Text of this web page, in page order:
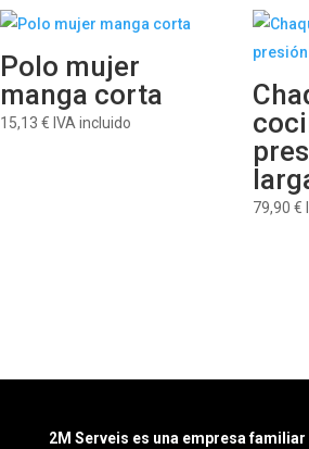
Polo mujer
manga corta
15,13 € IVA incluido
79,90 €
2M Serveis es una empresa